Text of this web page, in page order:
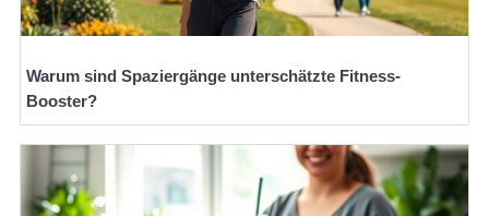
Warum sind Spaziergänge unterschätzte Fitness-
Booster?